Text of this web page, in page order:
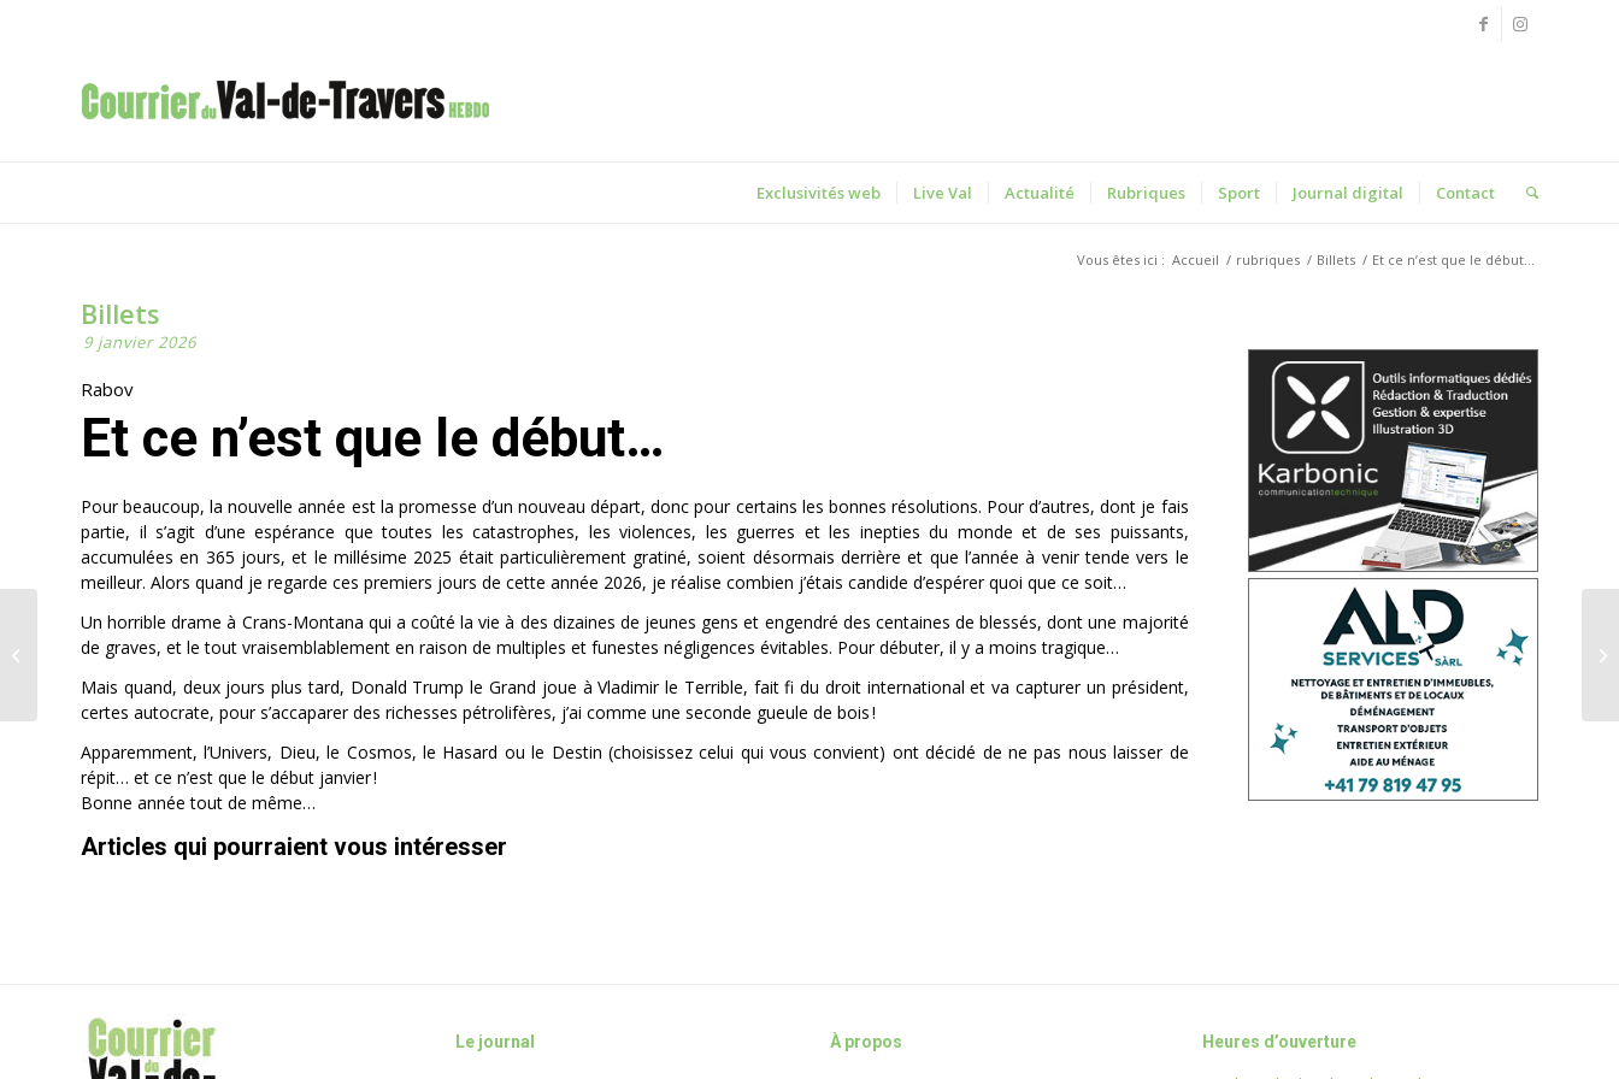
Exclusivités web Live Val Actualité Rubriques Sport Journal digital Contact
Vous êtes ici : Accueil / rubriques / Billets / Et ce n’est que le début…
Billets
9 janvier 2026
Rabov
Et ce n’est que le début…
Pour beaucoup, la nouvelle année est la promesse d’un nouveau départ, donc pour certains les bonnes résolutions. Pour d’autres, dont je fais
partie, il s’agit d’une espérance que toutes les catastrophes, les violences, les guerres et les inepties du monde et de ses puissants,
accumulées en 365 jours, et le millésime 2025 était particulièrement gratiné, soient désormais derrière et que l’année à venir tende vers le
meilleur. Alors quand je regarde ces premiers jours de cette année 2026, je réalise combien j’étais candide d’espérer quoi que ce soit…
Un horrible drame à Crans-Montana qui a coûté la vie à des dizaines de jeunes gens et engendré des centaines de blessés, dont une majorité
de graves, et le tout vraisemblablement en raison de multiples et funestes négligences évitables. Pour débuter, il y a moins tragique…
Mais quand, deux jours plus tard, Donald Trump le Grand joue à Vladimir le Terrible, fait fi du droit international et va capturer un président,
certes autocrate, pour s’accaparer des richesses pétrolifères, j’ai comme une seconde gueule de bois !
Apparemment, l’Univers, Dieu, le Cosmos, le Hasard ou le Destin (choisissez celui qui vous convient) ont décidé de ne pas nous laisser de
répit… et ce n’est que le début janvier !
Bonne année tout de même…
Articles qui pourraient vous intéresser
Le journal À propos Heures d’ouverture
Verrivent SA
Victoire importante pour le projet
éolien de la Montagne de...